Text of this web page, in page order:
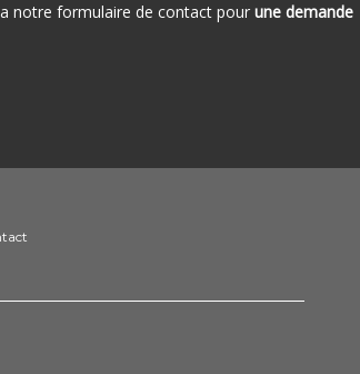
notre formulaire de contact pour une demande